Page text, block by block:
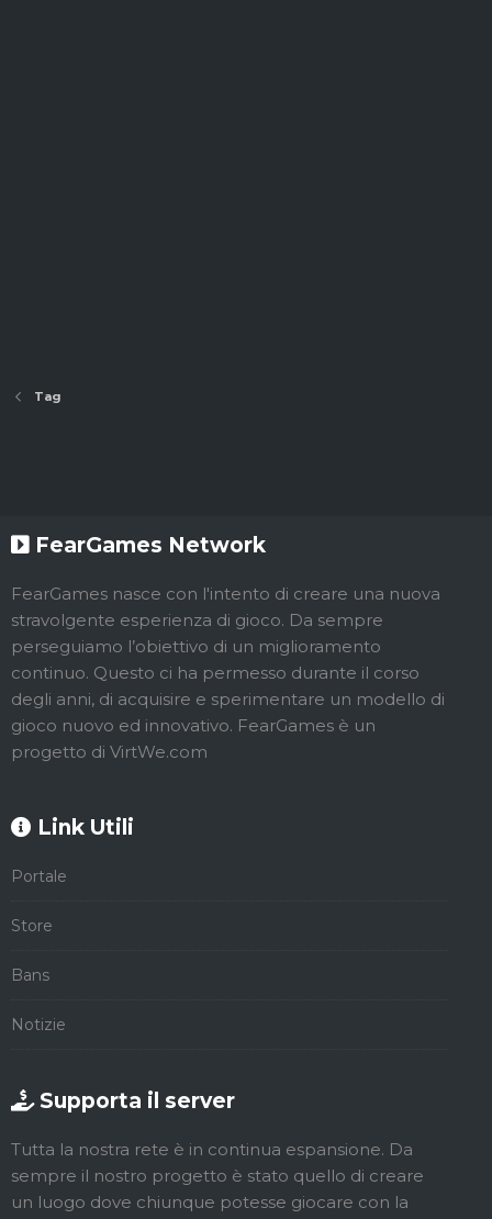
Tag
FearGames Network
FearGames nasce con l'intento di creare una nuova
stravolgente esperienza di gioco. Da sempre
perseguiamo l’obiettivo di un miglioramento
continuo. Questo ci ha permesso durante il corso
degli anni, di acquisire e sperimentare un modello di
gioco nuovo ed innovativo. FearGames è un
progetto di VirtWe.com
Link Utili
Portale
Store
Bans
Notizie
Supporta il server
Tutta la nostra rete è in continua espansione. Da
sempre il nostro progetto è stato quello di creare
un luogo dove chiunque potesse giocare con la